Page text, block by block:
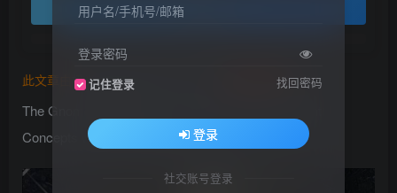
登录查看
此文章由 橙光艺术网(www.cgart.net) 收集整理发布
The Gnomon Workshop – Creating 3D Environment
Concepts with Mood & Story
用户名/手机号/邮箱
登录密码
记住登录 找回密码
登录
社交账号登录